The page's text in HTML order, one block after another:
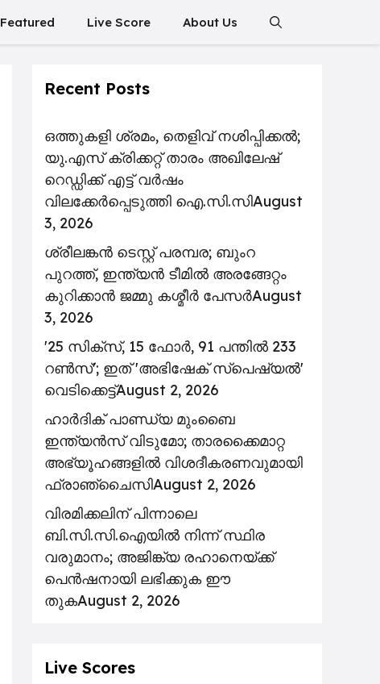
Featured Live Score About Us
Recent Posts
ഒത്തുകളി ശ്രമം, തെളിവ് നശിപ്പിക്കൽ;
യു.എസ് ക്രിക്കറ്റ് താരം അഖിലേഷ്
റെഡ്ഡിക്ക് എട്ട് വർഷം
വിലക്കേർപ്പെടുത്തി ഐ.സി.സിAugust
3, 2026
ശ്രീലങ്കൻ ടെസ്റ്റ് പരമ്പര; ബുംറ
പുറത്ത്, ഇന്ത്യൻ ടീമിൽ അരങ്ങേറ്റം
കുറിക്കാൻ ജമ്മു കശ്മീർ പേസർAugust
3, 2026
'25 സിക്സ്, 15 ഫോർ, 91 പന്തിൽ 233
റൺസ്'; ഇത് 'അഭിഷേക് സ്പെഷ്യൽ'
വെടിക്കെട്ട്August 2, 2026
ഹാർദിക് പാണ്ഡ്യ മുംബൈ
ഇന്ത്യൻസ് വിടുമോ; താരക്കൈമാറ്റ
അഭ്യൂഹങ്ങളിൽ വിശദീകരണവുമായി
ഫ്രാഞ്ചൈസിAugust 2, 2026
വിരമിക്കലിന് പിന്നാലെ
ബി.സി.സി.ഐയിൽ നിന്ന് സ്ഥിര
വരുമാനം; അജിങ്ക്യ രഹാനെയ്ക്ക്
പെൻഷനായി ലഭിക്കുക ഈ
തുകAugust 2, 2026
Live Scores